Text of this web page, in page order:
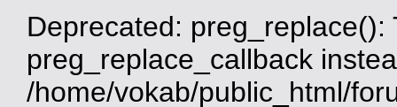
Deprecated:
preg_replace_callback
/home/vokab/public_html/